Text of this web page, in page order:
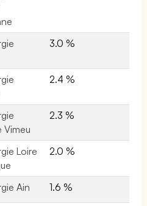
3.0 %
2.4 %
Vimeu
2.3 %
Loire
2.0 %
Ain 1.6 %